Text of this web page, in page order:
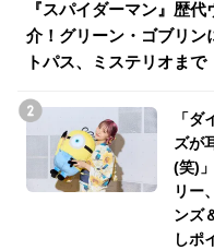
『スパイダーマン』歴
介！グリーン・ゴブリン
トパス、ミステリオまで
「ダ
ズが
(笑)
リー
ンズ
しポ